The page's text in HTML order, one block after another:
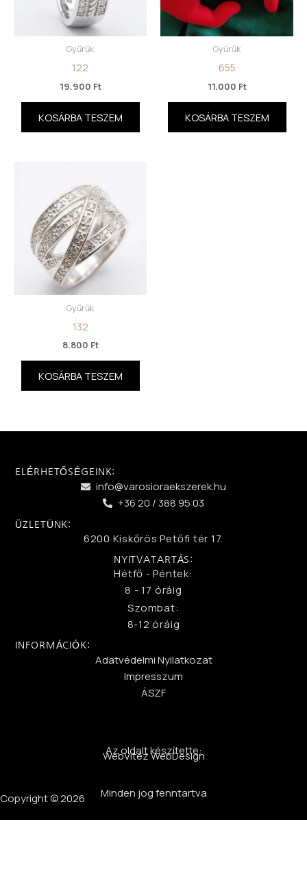
Gyűrűk
122
19.900 Ft
KOSÁRBA TESZEM
Gyűrűk
655
11.000 Ft
KOSÁRBA TESZEM
Gyűrűk
132
8.800 Ft
KOSÁRBA TESZEM
ELÉRHETŐSÉGEINK:
info@varosioraekszerek.hu
+36 20 / 388 95 03
ÜZLETÜNK:
6200 Kiskőrös Petőfi tér 17.
NYITVATARTÁS:
Hétfő - Péntek:
8 - 17 óráig
Szombat:
8-12 óráig
INFORMÁCIÓK:
Adatvédelmi Nyilatkozat
Impresszum
ÁSZF
Az oldalt készítette:
WebVitéz WebDesign
Minden jog fenntartva
Copyright © 2026